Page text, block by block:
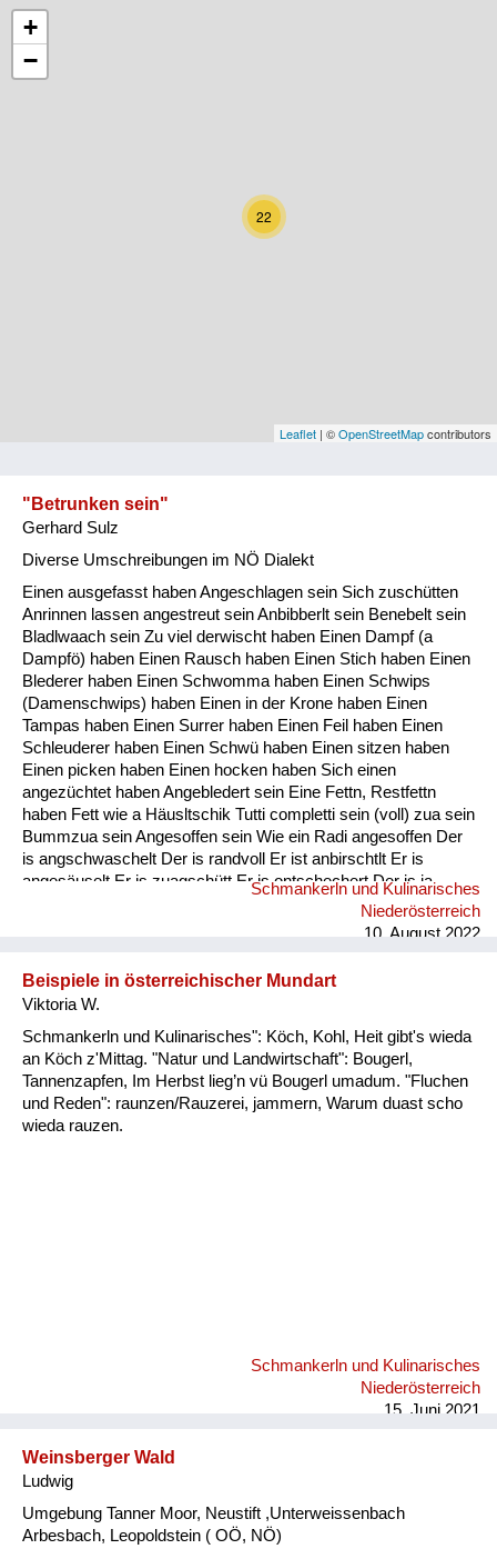
Niederösterreich
Oberösterreich
Vorarlberg
Natur und Landwirtschaft
Fluchen und Reden
Mensch, Tier und Alltag
Schmankerln und
Kulinarisches
22
+
−
Leaflet | ©OpenStreetMapcontributors
"Betrunken sein"
Gerhard Sulz
Diverse Umschreibungen im NÖ Dialekt
Einen ausgefasst haben Angeschlagen sein Sich zuschütten
Anrinnen lassen angestreut sein Anbibberlt sein Benebelt sein
Bladlwaach sein Zu viel derwischt haben Einen Dampf (a
Dampfö) haben Einen Rausch haben Einen Stich haben Einen
Blederer haben Einen Schwomma haben Einen Schwips
(Damenschwips) haben Einen in der Krone haben Einen
Tampas haben Einen Surrer haben Einen Feil haben Einen
Schleuderer haben Einen Schwü haben Einen sitzen haben
Einen picken haben Einen hocken haben Sich einen
angezüchtet haben Angebledert sein Eine Fettn, Restfettn
haben Fett wie a Häusltschik Tutti completti sein (voll) zua sein
Bummzua sein Angesoffen sein Wie ein Radi angesoffen Der
is angschwaschelt Der is randvoll Er ist anbirschtlt Er is
angesäuselt Er is zuagschütt Er is ontschechert Der is ja
schon gaunz steif Der is steif (steifer Blick) Fett wie ein
Radierer Blunzenfett sein Angefüllt sein abgefüllt sein
Schmankerln und Kulinarisches
Niederösterreich
10. August 2022
Beispiele in österreichischer Mundart
Viktoria W.
Schmankerln und Kulinarisches": Köch, Kohl, Heit gibt's wieda
an Köch z'Mittag. "Natur und Landwirtschaft": Bougerl,
Tannenzapfen, Im Herbst lieg’n vü Bougerl umadum. "Fluchen
und Reden": raunzen/Rauzerei, jammern, Warum duast scho
wieda rauzen.
Schmankerln und Kulinarisches
Niederösterreich
15. Juni 2021
Weinsberger Wald
Ludwig
Umgebung Tanner Moor, Neustift ,Unterweissenbach
Arbesbach, Leopoldstein ( OÖ, NÖ)